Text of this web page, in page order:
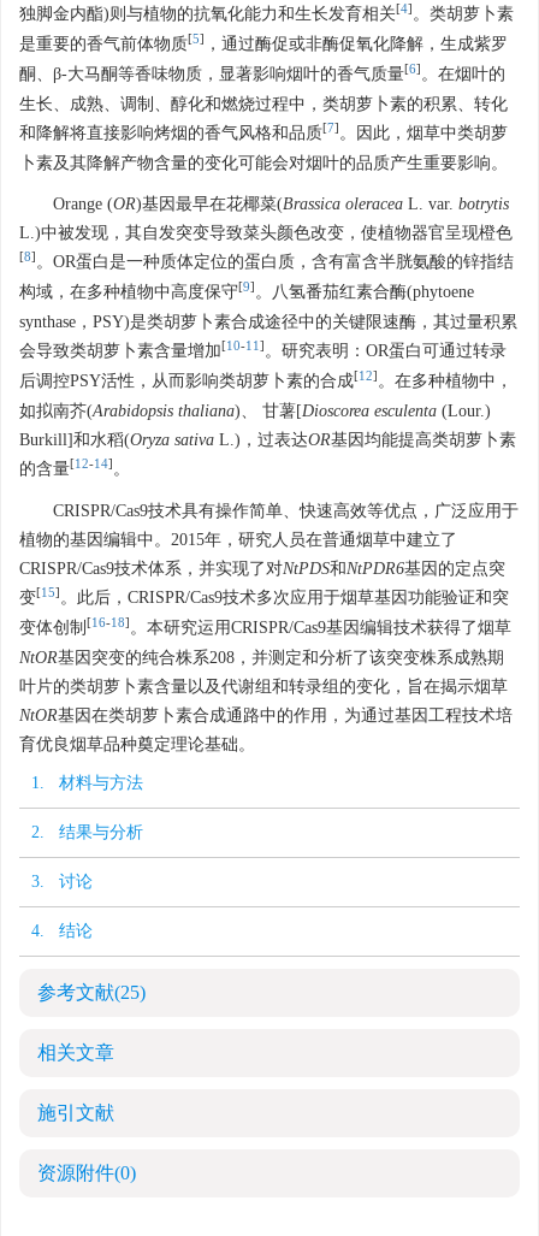
独脚金内酯)则与植物的抗氧化能力和生长发育相关[4] 。类胡萝卜素
是重要的香气前体物质[5]
，通过酶促或非酶促氧化降解，生成紫罗
酮、β-大马酮等香味物质，显著影响烟叶的香气质量[6] 。在烟叶的
生长、成熟、调制、醇化和燃烧过程中，类胡萝卜素的积累、转化
和降解将直接影响烤烟的香气风格和品质[7] 。因此，烟草中类胡萝
卜素及其降解产物含量的变化可能会对烟叶的品质产生重要影响。
Orange (OR)基因最早在花椰菜(Brassica oleracea L. var. botrytis
L.)中被发现，其自发突变导致菜头颜色改变，使植物器官呈现橙色
[8] 。OR蛋白是一种质体定位的蛋白质，含有富含半胱氨酸的锌指结
构域，在多种植物中高度保守[9] 。八氢番茄红素合酶(phytoene
synthase，PSY)是类胡萝卜素合成途径中的关键限速酶，其过量积累
会导致类胡萝卜素含量增加[10-11] 。研究表明：OR蛋白可通过转录
后调控PSY活性，从而影响类胡萝卜素的合成[12] 。在多种植物中，
如拟南芥(Arabidopsis thaliana)、 甘薯[Dioscorea esculenta (Lour.)
Burkill]和水稻(Oryza sativa L.)，过表达OR基因均能提高类胡萝卜素
的含量[12-14] 。
CRISPR/Cas9技术具有操作简单、快速高效等优点，广泛应用于
植物的基因编辑中。2015年，研究人员在普通烟草中建立了
CRISPR/Cas9技术体系，并实现了对NtPDS和NtPDR6基因的定点突
变[15] 。此后，CRISPR/Cas9技术多次应用于烟草基因功能验证和突
变体创制 [16-18] 。本研究运用CRISPR/Cas9基因编辑技术获得了烟草
NtOR基因突变的纯合株系208，并测定和分析了该突变株系成熟期
叶片的类胡萝卜素含量以及代谢组和转录组的变化，旨在揭示烟草
NtOR基因在类胡萝卜素合成通路中的作用，为通过基因工程技术培
育优良烟草品种奠定理论基础。
1. 材料与方法
2. 结果与分析
3. 讨论
4. 结论
参考文献(25)
相关文章
施引文献
资源附件(0)